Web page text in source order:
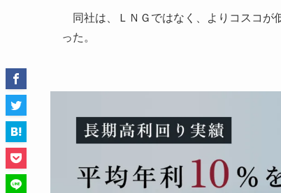
同社は、ＬＮＧではなく、よりコスコが
った。